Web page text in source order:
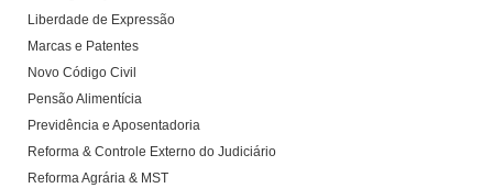
Liberdade de Expressão
Marcas e Patentes
Novo Código Civil
Pensão Alimentícia
Previdência e Aposentadoria
Reforma & Controle Externo do Judiciário
Reforma Agrária & MST